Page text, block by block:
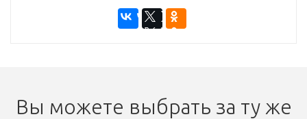
Вы можете выбрать за ту же